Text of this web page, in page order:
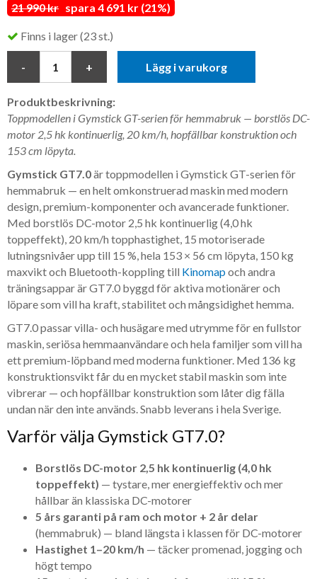
21 990 kr spara 4 691 kr (21%)
Finns i lager (23 st.)
Lägg i varukorg
Produktbeskrivning:
Toppmodellen i Gymstick GT-serien för hemmabruk — borstlös DC-
motor 2,5 hk kontinuerlig, 20 km/h, hopfällbar konstruktion och
153 cm löpyta.
Gymstick GT7.0är toppmodellen i Gymstick GT-serien för
hemmabruk — en helt omkonstruerad maskin med modern
design, premium-komponenter och avancerade funktioner.
Med borstlös DC-motor 2,5 hk kontinuerlig (4,0 hk
toppeffekt), 20 km/h topphastighet, 15 motoriserade
lutningsnivåer upp till 15 %, hela 153 × 56 cm löpyta, 150 kg
maxvikt och Bluetooth-koppling till Kinomapoch andra
träningsappar är GT7.0 byggd för aktiva motionärer och
löpare som vill ha kraft, stabilitet och mångsidighet hemma.
GT7.0 passar villa- och husägare med utrymme för en fullstor
maskin, seriösa hemmaanvändare och hela familjer som vill ha
ett premium-löpband med moderna funktioner. Med 136 kg
konstruktionsvikt får du en mycket stabil maskin som inte
vibrerar — och hopfällbar konstruktion som låter dig fälla
undan när den inte används. Snabb leverans i hela Sverige.
Varför välja Gymstick GT7.0?
Borstlös DC-motor 2,5 hk kontinuerlig (4,0 hk
toppeffekt) — tystare, mer energieffektiv och mer
hållbar än klassiska DC-motorer
5 års garanti på ram och motor + 2 år delar
(hemmabruk) — bland längsta i klassen för DC-motorer
Hastighet 1–20 km/h — täcker promenad, jogging och
högt tempo